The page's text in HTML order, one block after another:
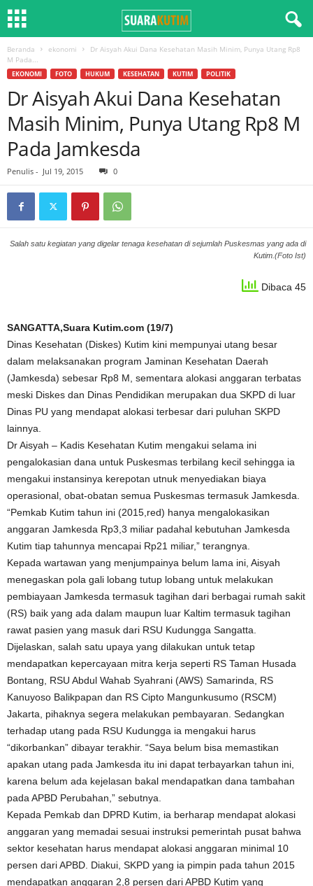
Beranda ekonomi
Dr Aisyah Akui Dana Kesehatan Masih Minim, Punya Utang Rp8
M Pada...
EKONOMI FOTO HUKUM KESEHATAN KUTIM POLITIK
Dr Aisyah Akui Dana Kesehatan
Masih Minim, Punya Utang Rp8 M
Pada Jamkesda
Penulis - Jul 19, 2015 0
Salah satu kegiatan yang digelar tenaga kesehatan di sejumlah Puskesmas yang ada di
Kutim.(Foto Ist)
Dibaca 45
SANGATTA,Suara Kutim.com (19/7)
Dinas Kesehatan (Diskes) Kutim kini mempunyai utang besar
dalam melaksanakan program Jaminan Kesehatan Daerah
(Jamkesda) sebesar Rp8 M, sementara alokasi anggaran terbatas
meski Diskes dan Dinas Pendidikan merupakan dua SKPD di luar
Dinas PU yang mendapat alokasi terbesar dari puluhan SKPD
lainnya.
Dr Aisyah – Kadis Kesehatan Kutim mengakui selama ini
pengalokasian dana untuk Puskesmas terbilang kecil sehingga ia
mengakui instansinya kerepotan utnuk menyediakan biaya
operasional, obat-obatan semua Puskesmas termasuk Jamkesda.
“Pemkab Kutim tahun ini (2015,red) hanya mengalokasikan
anggaran Jamkesda Rp3,3 miliar padahal kebutuhan Jamkesda
Kutim tiap tahunnya mencapai Rp21 miliar,” terangnya.
Kepada wartawan yang menjumpainya belum lama ini, Aisyah
menegaskan pola gali lobang tutup lobang untuk melakukan
pembiayaan Jamkesda termasuk tagihan dari berbagai rumah sakit
(RS) baik yang ada dalam maupun luar Kaltim termasuk tagihan
rawat pasien yang masuk dari RSU Kudungga Sangatta.
Dijelaskan, salah satu upaya yang dilakukan untuk tetap
mendapatkan kepercayaan mitra kerja seperti RS Taman Husada
Bontang, RSU Abdul Wahab Syahrani (AWS) Samarinda, RS
Kanuyoso Balikpapan dan RS Cipto Mangunkusumo (RSCM)
Jakarta, pihaknya segera melakukan pembayaran. Sedangkan
terhadap utang pada RSU Kudungga ia mengakui harus
“dikorbankan” dibayar terakhir. “Saya belum bisa memastikan
apakan utang pada Jamkesda itu ini dapat terbayarkan tahun ini,
karena belum ada kejelasan bakal mendapatkan dana tambahan
pada APBD Perubahan,” sebutnya.
Kepada Pemkab dan DPRD Kutim, ia berharap mendapat alokasi
anggaran yang memadai sesuai instruksi pemerintah pusat bahwa
sektor kesehatan harus mendapat alokasi anggaran minimal 10
persen dari APBD. Diakui, SKPD yang ia pimpin pada tahun 2015
mendapatkan anggaran 2,8 persen dari APBD Kutim yang